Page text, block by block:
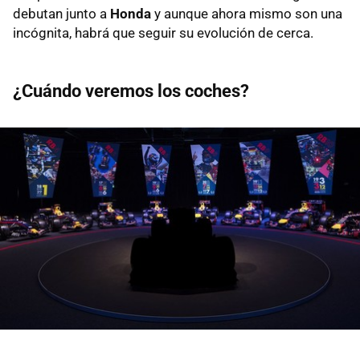
debutan junto a Honda y aunque ahora mismo son una
incógnita, habrá que seguir su evolución de cerca.
¿Cuándo veremos los coches?